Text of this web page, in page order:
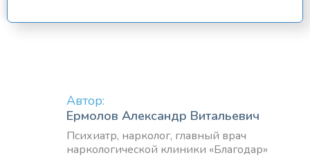
Автор:
Ермолов Александр Витальевич
Психиатр, нарколог, главный врач
наркологической клиники «Благодар»